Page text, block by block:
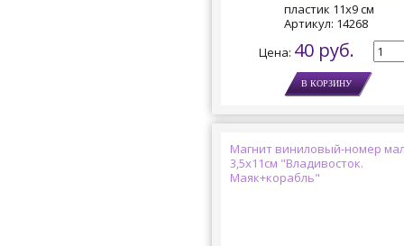
пластик 11х9 см
Артикул: 14268
Цена: 40 руб.
Магнит виниловый-номер
3,5х11см "Владивосток.
Маяк+корабль"